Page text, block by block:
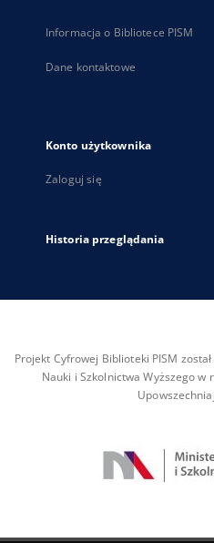
Informacja o Bibliotece PISM
Dane kontaktowe
Konto użytkownika
Zaloguj się
Historia przeglądania
Projekt Cyfrowej Biblioteki PISM
Nauki i Szkolnictwa Wyższego